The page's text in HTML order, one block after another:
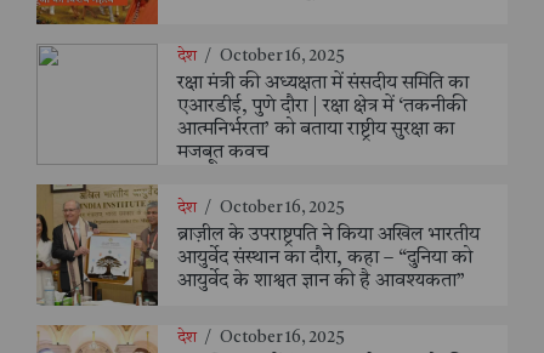
देश / October 16, 2025
रक्षा मंत्री की अध्यक्षता में संसदीय समिति का
एआरडीई, पुणे दौरा | रक्षा क्षेत्र में ‘तकनीकी
आत्मनिर्भरता’ को बताया राष्ट्रीय सुरक्षा का
मजबूत कवच
देश / October 16, 2025
ब्राज़ील के उपराष्ट्रपति ने किया अखिल भारतीय
आयुर्वेद संस्थान का दौरा, कहा – “दुनिया को
आयुर्वेद के शाश्वत ज्ञान की है आवश्यकता”
देश / October 16, 2025